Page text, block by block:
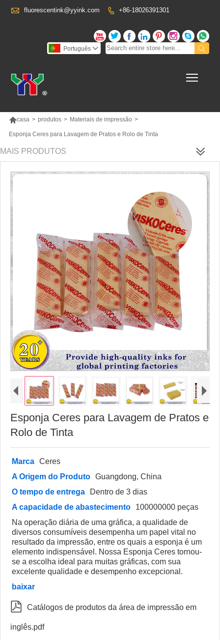
 fluorescentink@yyink.com  +86-18026391301
      


Português 
casa > produtos > Materiais de impressão >
Esponja Ceres para Lavagem de Pratos e Rolo de Tinta
MAIS PRODUTOS
Esponja Ceres para Lavagem de Pratos e
Rolo de Tinta
Marca Ceres
A Origem do Produto Guangdong, China
O tempo de entrega
Dentro de 3 dias
A capacidade de abastecimento
100000000 peças
Na operação diária de uma gráfica, a qualidade de
diversos consumíveis desempenha um papel vital no
resultado da impressão, entre os quais a esponja é um
elemento indispensável. Nossa Esponja Ceres tornou-
se a escolha ideal para muitas gráficas, com sua
excelente qualidade e desempenho excepcional.
baixar
 Catálogos de produtos da área de impressão em
inglês.pdf